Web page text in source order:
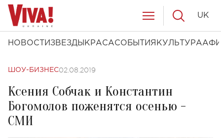
НОВОСТИ ЗВЕЗДЫ КРАСАСОБЫТИЯ КУЛЬТУРА
UK
ШОУ-БИЗНЕС02.08.2019
Ксения Собчак и Константин
Богомолов поженятся осенью -
СМИ